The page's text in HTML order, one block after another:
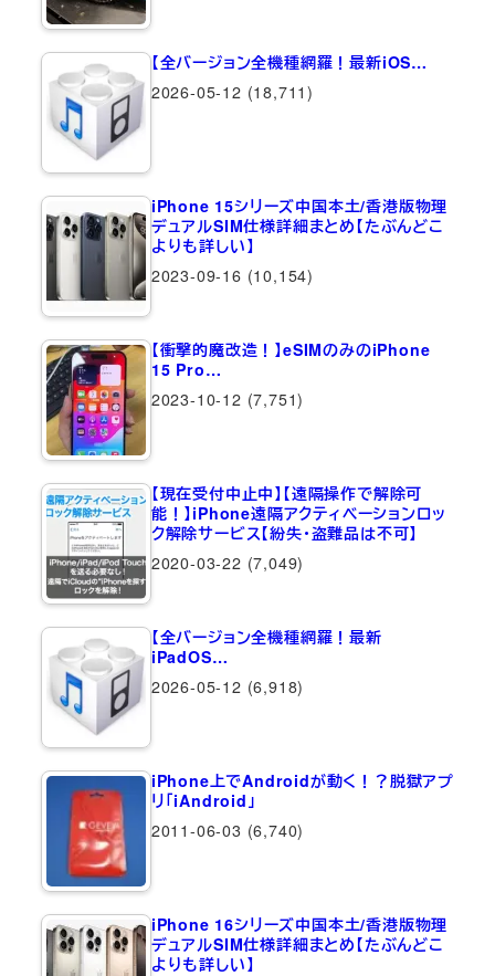
【全バージョン全機種網羅！最新iOS…
2026-05-12 (18,711)
iPhone 15シリーズ中国本土/香港版物理
デュアルSIM仕様詳細まとめ【たぶんどこ
よりも詳しい】
2023-09-16 (10,154)
【衝撃的魔改造！】eSIMのみのiPhone
15 Pro…
2023-10-12 (7,751)
【現在受付中止中】【遠隔操作で解除可
能！】iPhone遠隔アクティベーションロッ
ク解除サービス【紛失・盗難品は不可】
2020-03-22 (7,049)
【全バージョン全機種網羅！最新
iPadOS…
2026-05-12 (6,918)
iPhone上でAndroidが動く！？脱獄アプ
リ「iAndroid」
2011-06-03 (6,740)
iPhone 16シリーズ中国本土/香港版物理
デュアルSIM仕様詳細まとめ【たぶんどこ
よりも詳しい】